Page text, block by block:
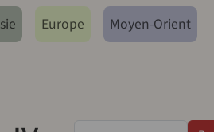
Europe Moyen-Orient